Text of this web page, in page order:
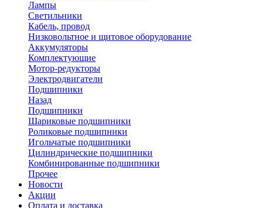
Лампы
Светильники
Кабель, провод
Низковольтное и щитовое оборудование
Аккумуляторы
Комплектующие
Мотор-редукторы
Электродвигатели
Подшипники
Назад
Подшипники
Шариковые подшипники
Роликовые подшипники
Игольчатые подшипники
Цилиндрические подшипники
Комбинированные подшипники
Прочее
Новости
Акции
Оплата и доставка